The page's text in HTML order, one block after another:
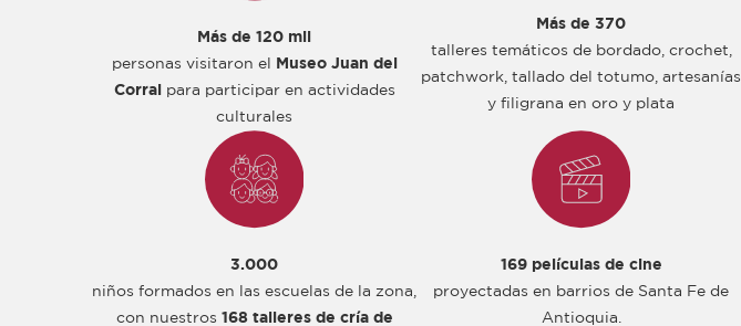
Más de 120 mil
personas visitaron el
Museo Juan del
Corral
para participar en actividades
culturales
Más de 370
talleres temáticos de bordado, crochet,
patchwork, tallado del totumo, artesanías
y filigrana en oro y plata
3.000
niños formados en las escuelas de la zona,
con nuestros 168 talleres de cría de
169 películas de cine
proyectadas en barrios de Santa Fe de
Antioquia.